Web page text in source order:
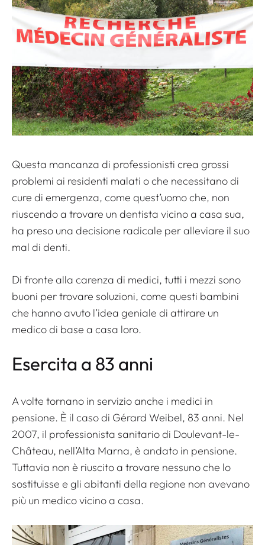
Questa mancanza di professionisti crea grossi
problemi ai residenti malati o che necessitano di
cure di emergenza, come quest’uomo che, non
riuscendo a trovare un dentista vicino a casa sua,
ha preso una decisione radicale per alleviare il suo
mal di denti.
Di fronte alla carenza di medici, tutti i mezzi sono
buoni per trovare soluzioni, come questi bambini
che hanno avuto l’idea geniale di attirare un
medico di base a casa loro.
Esercita a 83 anni
A volte tornano in servizio anche i medici in
pensione. È il caso di Gérard Weibel, 83 anni. Nel
2007, il professionista sanitario di Doulevant-le-
Château, nell’Alta Marna, è andato in pensione.
Tuttavia non è riuscito a trovare nessuno che lo
sostituisse e gli abitanti della regione non avevano
più un medico vicino a casa.